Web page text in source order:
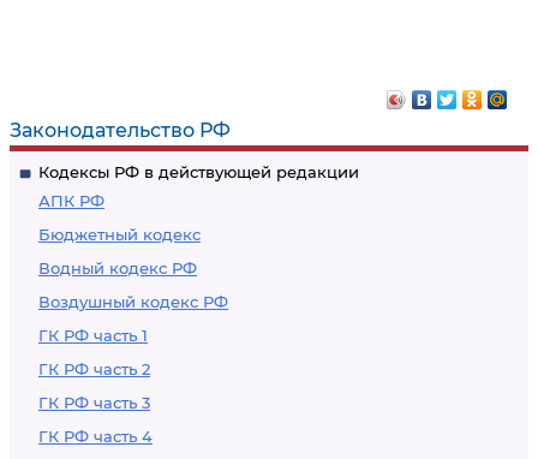
Законодательство РФ
Кодексы РФ в действующей редакции
АПК РФ
Бюджетный кодекс
Водный кодекс РФ
Воздушный кодекс РФ
ГК РФ часть 1
ГК РФ часть 2
ГК РФ часть 3
ГК РФ часть 4